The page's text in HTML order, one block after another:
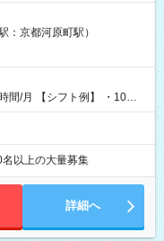
：京都河原町駅）
・10：
名以上の大量募集
詳細へ